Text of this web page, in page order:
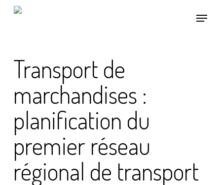
Skip
Menu
Transport de
marchandises :
planification du
premier réseau
régional de transport